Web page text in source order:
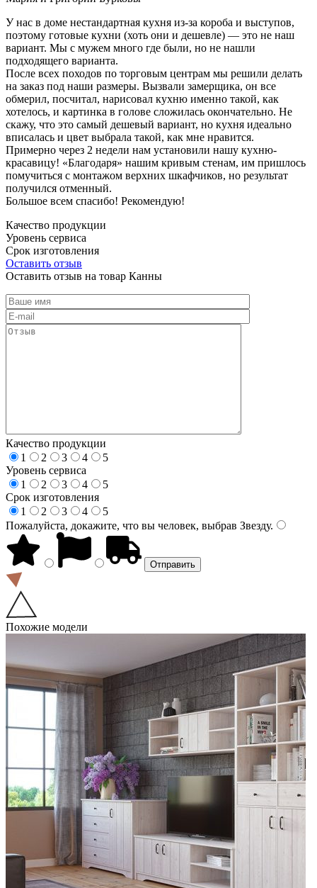
У нас в доме нестандартная кухня из-за короба и выступов,
поэтому готовые кухни (хоть они и дешевле) — это не наш
вариант. Мы с мужем много где были, но не нашли
подходящего варианта.
После всех походов по торговым центрам мы решили делать
на заказ под наши размеры. Вызвали замерщика, он все
обмерил, посчитал, нарисовал кухню именно такой, как
хотелось, и картинка в голове сложилась окончательно. Не
скажу, что это самый дешевый вариант, но кухня идеально
вписалась и цвет выбрала такой, как мне нравится.
Примерно через 2 недели нам установили нашу кухню-
красавицу! «Благодаря» нашим кривым стенам, им пришлось
помучиться с монтажом верхних шкафчиков, но результат
получился отменный.
Большое всем спасибо! Рекомендую!
Качество продукции
Уровень сервиса
Срок изготовления
Оставить отзыв
Оставить отзыв на товар Канны
Качество продукции
1
2 3 4
5
Уровень сервиса
1
2 3 4
5
Срок изготовления
1
2 3 4
5
Пожалуйста, докажите, что вы человек, выбрав Звезду.
Похожие модели